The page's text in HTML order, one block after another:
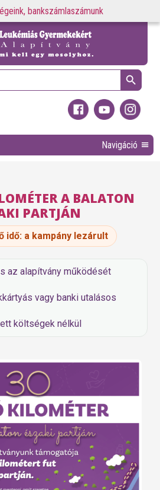
bankszámlaszámunk
Search Button
Navigáció
az alapítvány működését
vagy banki utalásos
költségek nélkül
A BALATON
PARTJÁN
idő: a kampány lezárult